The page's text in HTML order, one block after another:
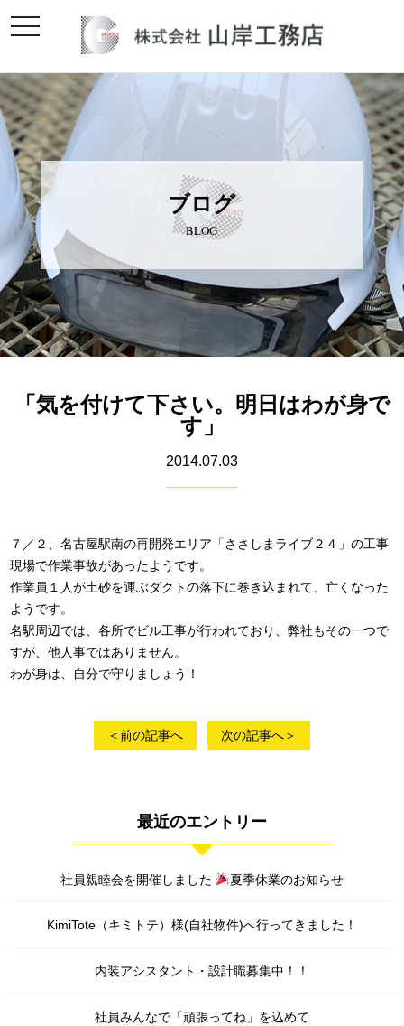
toggle
navigation
ブログ
BLOG
「気を付けて下さい。明日はわが身で
す」
2014.07.03
７／２、名古屋駅南の再開発エリア「ささしまライブ２４」の工事
現場で作業事故があったようです。
作業員１人が土砂を運ぶダクトの落下に巻き込まれて、亡くなった
ようです。
名駅周辺では、各所でビル工事が行われており、弊社もその一つで
すが、他人事ではありません。
わが身は、自分で守りましょう！
＜前の記事へ 次の記事へ＞
最近のエントリー
社員親睦会を開催しました 夏季休業のお知らせ
KimiTote（キミトテ）様(自社物件)へ行ってきました！
内装アシスタント・設計職募集中！！
社員みんなで「頑張ってね」を込めて